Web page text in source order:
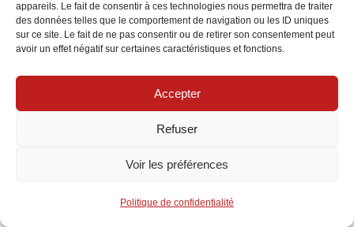
appareils. Le fait de consentir à ces technologies nous permettra de traiter
des données telles que le comportement de navigation ou les ID uniques
sur ce site. Le fait de ne pas consentir ou de retirer son consentement peut
avoir un effet négatif sur certaines caractéristiques et fonctions.
Accepter
Refuser
Voir les préférences
Politique de confidentialité
et éventuels avis d’experts. L’objectif est d’offrir à
l’expert mandaté par l’assurance une vision claire
en état. En cas de doute sur les éléments à
documenter, il est utile de s’appuyer sur les grilles
d’estimation données par l’assureur et sur les
guides pratiques proposés par les professionnels